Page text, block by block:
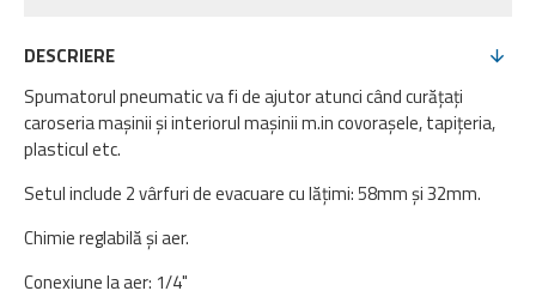
DESCRIERE
Spumatorul pneumatic va fi de ajutor atunci când curățați
caroseria mașinii și interiorul mașinii m.in covorașele, tapițeria,
plasticul etc.
Setul include 2 vârfuri de evacuare cu lățimi: 58mm și 32mm.
Chimie reglabilă și aer.
Conexiune la aer: 1/4"